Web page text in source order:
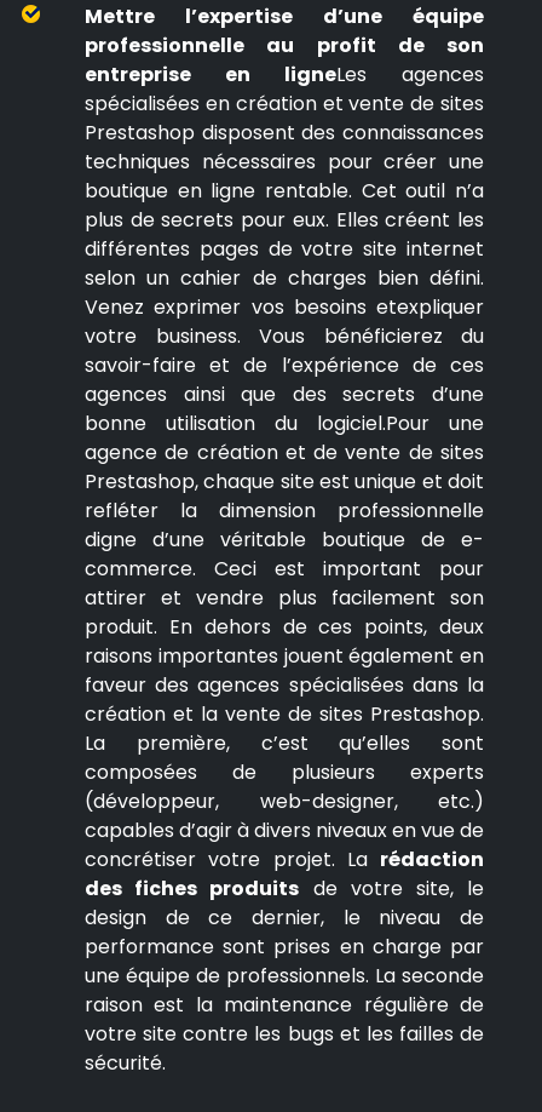
Mettre l’expertise d’une équipe
professionnelle au profit de son
entreprise en ligneLes agences
spécialisées en création et vente de sites
Prestashop disposent des connaissances
techniques nécessaires pour créer une
boutique en ligne rentable. Cet outil n’a
plus de secrets pour eux. Elles créent les
différentes pages de votre site internet
selon un cahier de charges bien défini.
Venez exprimer vos besoins etexpliquer
votre business. Vous bénéficierez du
savoir-faire et de l’expérience de ces
agences ainsi que des secrets d’une
bonne utilisation du logiciel.Pour une
agence de création et de vente de sites
Prestashop, chaque site est unique et doit
refléter la dimension professionnelle
digne d’une véritable boutique de e-
commerce. Ceci est important pour
attirer et vendre plus facilement son
produit. En dehors de ces points, deux
raisons importantes jouent également en
faveur des agences spécialisées dans la
création et la vente de sites Prestashop.
La première, c’est qu’elles sont
composées de plusieurs experts
(développeur, web-designer, etc.)
capables d’agir à divers niveaux en vue de
concrétiser votre projet. La rédaction
des fiches produits de votre site, le
design de ce dernier, le niveau de
performance sont prises en charge par
une équipe de professionnels. La seconde
raison est la maintenance régulière de
votre site contre les bugs et les failles de
sécurité.